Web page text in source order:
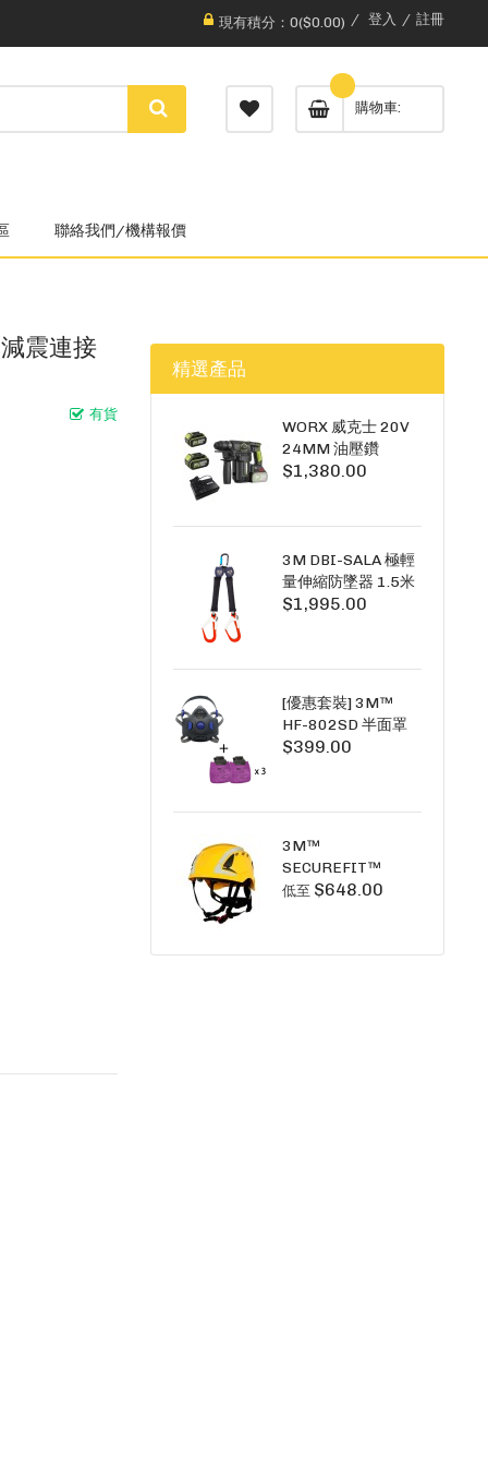
現有積分：0($0.00) 登入 註冊
購物車
聯絡我們/機構報價
震連接
有貨
精選產品
WORX 威克士 20V
24MM 油壓鑽
WU385.3（雙5A電
$1,380.00
3M DBI-SALA 極輕
量伸縮防墜器 1.5米
(雙鉤) 3101754
TWINS
$1,995.00
[優惠套裝] 3M™
HF-802SD 半面罩
式呼吸防護面具 +
SECURE CLICK HF-
系列
$399.00
3M™
SECUREFIT™
X5000系列 透氣安
低至 $648.00